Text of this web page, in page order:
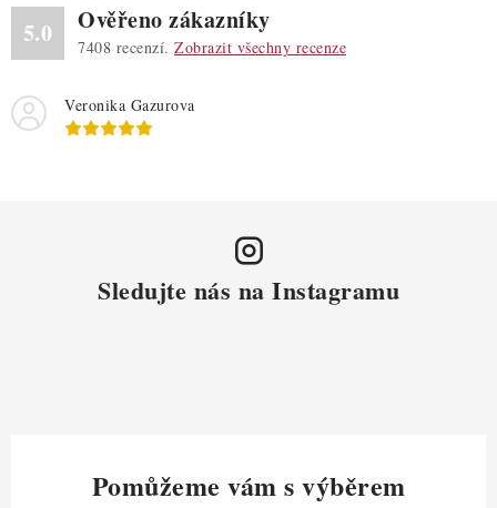
5.0 Ověřeno zákazníky
7408 recenzí. Zobrazit všechny recenze
Veronika Gazurova
Sledujte nás na Instagramu
Pomůžeme vám s výběrem